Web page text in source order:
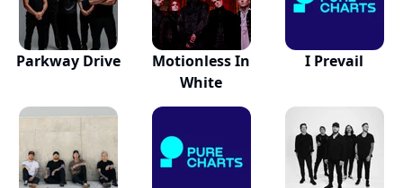
Parkway Drive
Motionless In
White
I Prevail